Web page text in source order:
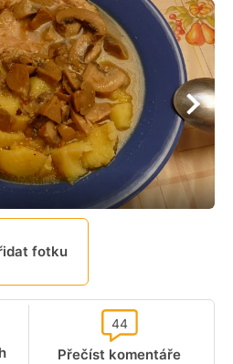
fotku
Přečíst komentáře
44